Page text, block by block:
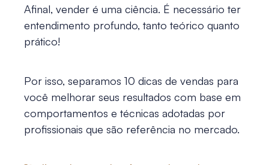
Afinal, vender é uma ciência. É necessário ter
entendimento profundo, tanto teórico quanto
prático!
Por isso, separamos 10 dicas de vendas para
você melhorar seus resultados com base em
comportamentos e técnicas adotadas por
profissionais que são referência no mercado.